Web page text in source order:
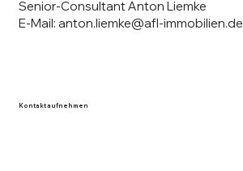
Senior-Consultant Anton Liemke
E-Mail: anton.liemke@afl-immobilien.de
Kontakt aufnehmen